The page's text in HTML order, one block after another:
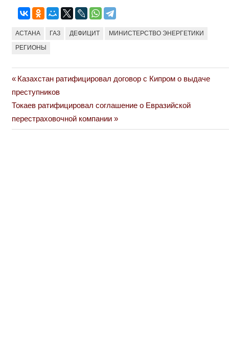
АСТАНА ГАЗ ДЕФИЦИТ МИНИСТЕРСТВО ЭНЕРГЕТИКИ
РЕГИОНЫ
Навигация
по
записям
Previous
Post:
Казахстан ратифицировал договор с Кипром о выдаче
преступников
Next
Post:
Токаев ратифицировал соглашение о Евразийской
перестраховочной компании